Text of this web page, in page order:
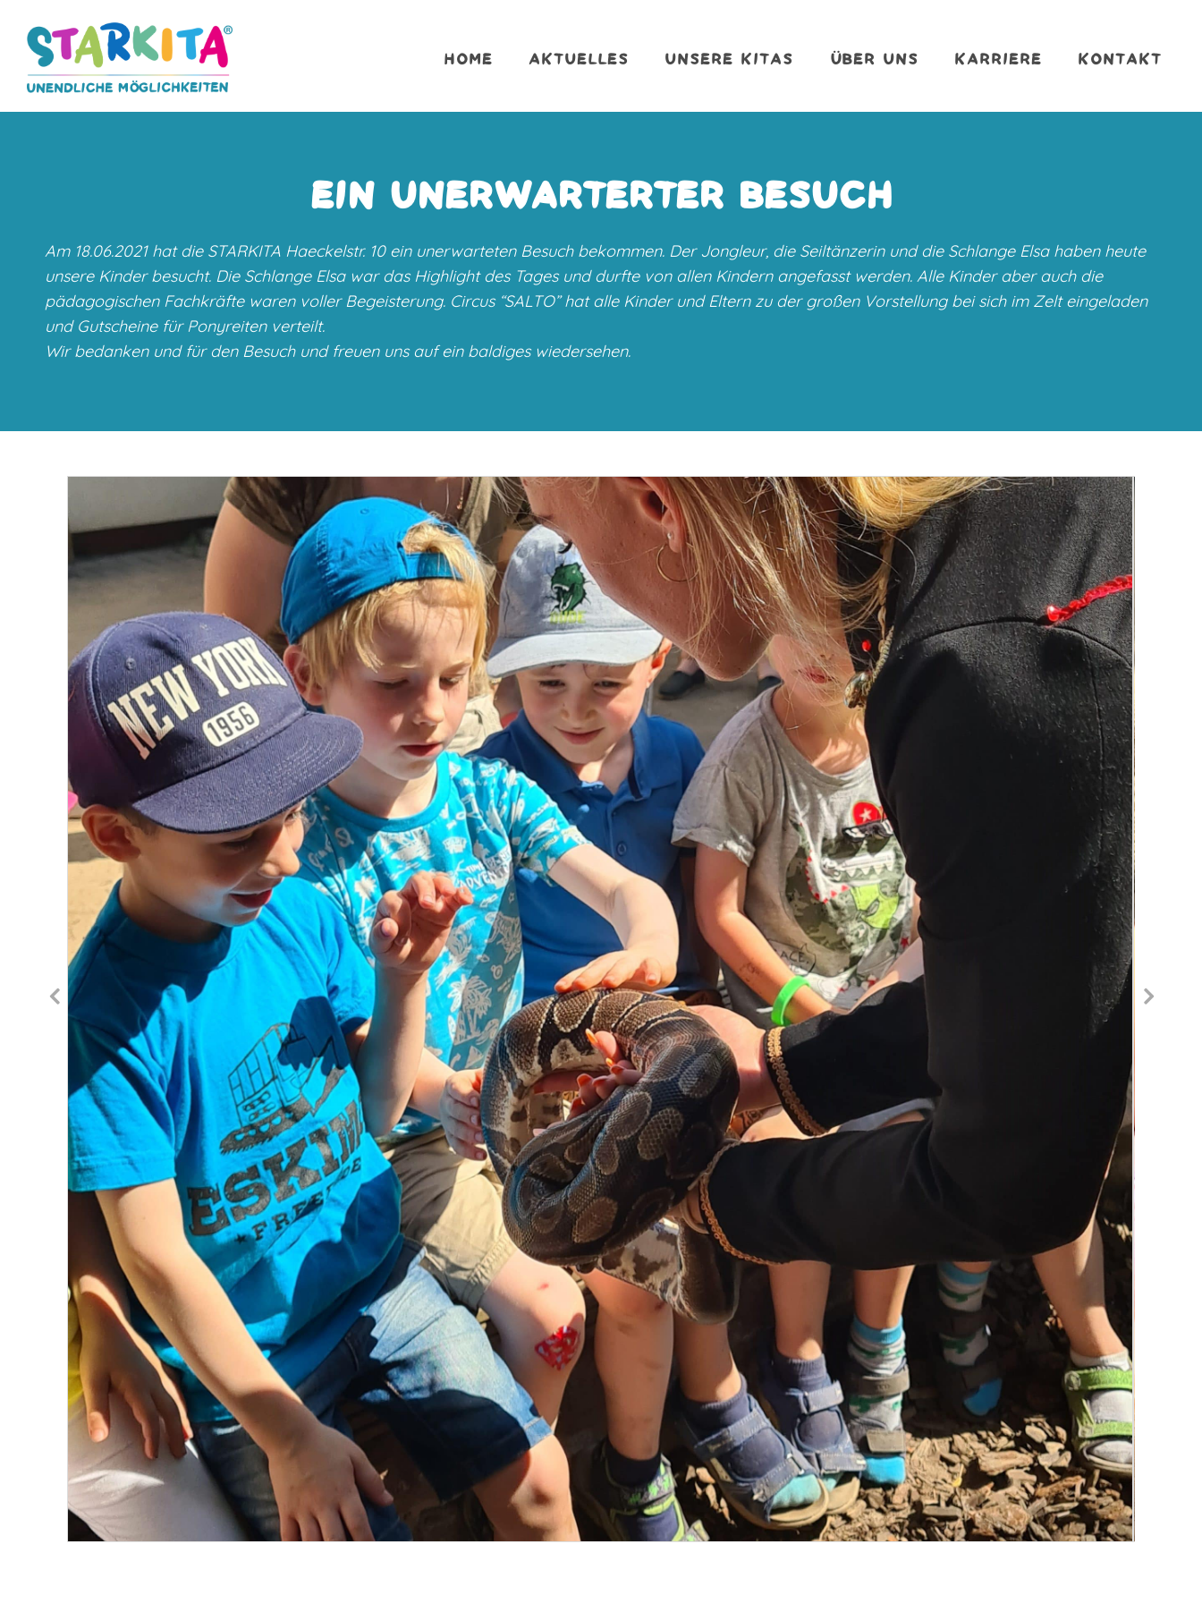
HOME AKTUELLES UNSERE KITAS ÜBER UNS KARRIERE KONTAKT
EIN UNERWARTERTER BESUCH
Am 18.06.2021 hat die STARKITA Haeckelstr. 10 ein unerwarteten Besuch bekommen. Der Jongleur, die Seiltänzerin und die Schlange Elsa haben heute
unsere Kinder besucht. Die Schlange Elsa war das Highlight des Tages und durfte von allen Kindern angefasst werden. Alle Kinder aber auch die
pädagogischen Fachkräfte waren voller Begeisterung. Circus “SALTO” hat alle Kinder und Eltern zu der großen Vorstellung bei sich im Zelt eingeladen
und Gutscheine für Ponyreiten verteilt.
Wir bedanken und für den Besuch und freuen uns auf ein baldiges wiedersehen.